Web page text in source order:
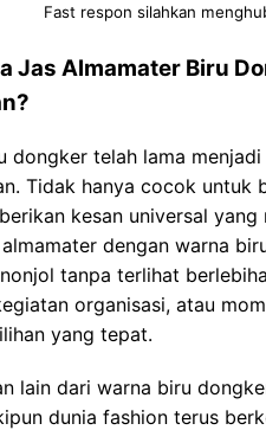
Fast respon silahkan
Jas Almamater Biru
dongker telah lama
Tidak hanya cocok untuk
kesan universal
dengan warna
tanpa terlihat
organisasi, atau
yang tepat.
lain dari warna biru
dunia fashion terus